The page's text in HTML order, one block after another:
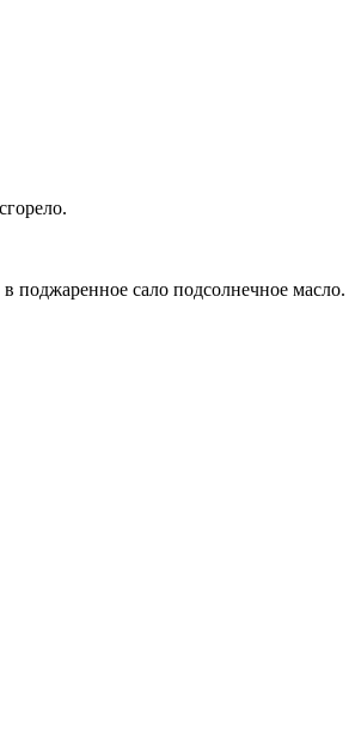
поджаренное сало подсолнечное масло.